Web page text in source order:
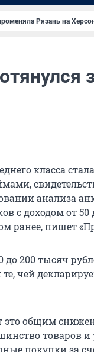
Рязань на
класса
анализа
с доходом от 50
ранее, пишет
200 тысяч
чей
это общим
товаров и
покупки за